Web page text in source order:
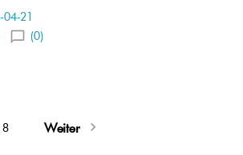
21
(0)
8 Weiter